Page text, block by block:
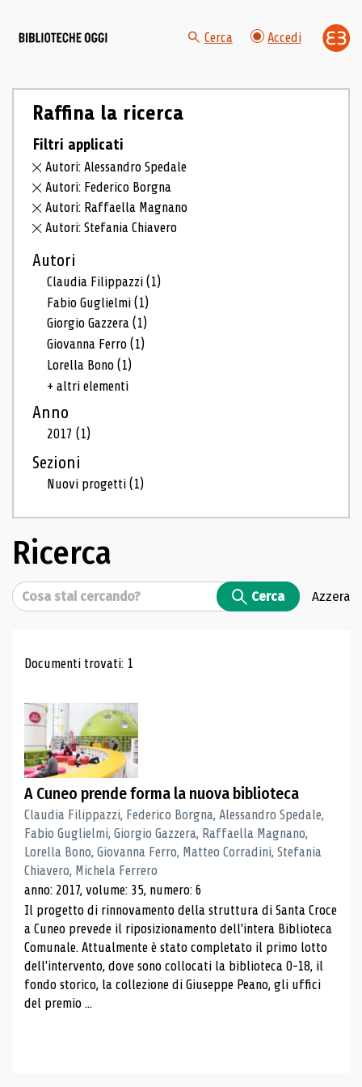
Cerca Accedi
Raffina la ricerca
Filtri applicati
Autori: Alessandro Spedale
Autori: Federico Borgna
Autori: Raffaella Magnano
Autori: Stefania Chiavero
Autori
Claudia Filippazzi(1)
Fabio Guglielmi(1)
Giorgio Gazzera(1)
Giovanna Ferro(1)
Lorella Bono(1)
+ altri elementi
Anno
2017(1)
Sezioni
Nuovi progetti(1)
Ricerca
Cerca Cerca Azzera
Risultati di ricerca
Documenti trovati: 1
A Cuneo prende forma la nuova biblioteca
Claudia Filippazzi, Federico Borgna, Alessandro Spedale,
Fabio Guglielmi, Giorgio Gazzera, Raffaella Magnano,
Lorella Bono, Giovanna Ferro, Matteo Corradini, Stefania
Chiavero, Michela Ferrero
anno: 2017, volume: 35, numero: 6
Il progetto di rinnovamento della struttura di Santa Croce
a Cuneo prevede il riposizionamento dell'intera Biblioteca
Comunale. Attualmente è stato completato il primo lotto
dell'intervento, dove sono collocati la biblioteca 0-18, il
fondo storico, la collezione di Giuseppe Peano, gli uffici
del premio ...